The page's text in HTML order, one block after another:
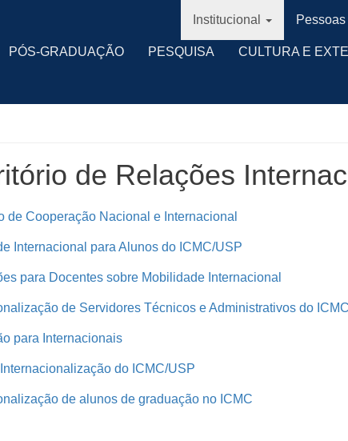
PÓS-GRADUAÇÃO PESQUISA CULTURA E
Institucional Pessoas
de Relações
de Cooperação Nacional e Internacional
Internacional para Alunos do ICMC/USP
para Docentes sobre Mobilidade Internacional
de Servidores Técnicos e Administrativos do
para Internacionais
do ICMC/USP
de alunos de graduação no ICMC